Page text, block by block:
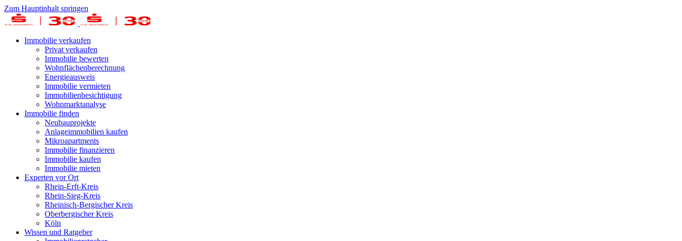
Zum Hauptinhalt springen
Immobilie verkaufen
Privat verkaufen
Immobilie bewerten
Wohnflächenberechnung
Energieausweis
Immobilie vermieten
Immobilienbesichtigung
Wohnmarktanalyse
Immobilie finden
Neubauprojekte
Anlageimmobilien kaufen
Mikroapartments
Immobilie finanzieren
Immobilie kaufen
Immobilie mieten
Experten vor Ort
Rhein-Erft-Kreis
Rhein-Sieg-Kreis
Rheinisch-Bergischer Kreis
Oberbergischer Kreis
Köln
Wissen und Ratgeber